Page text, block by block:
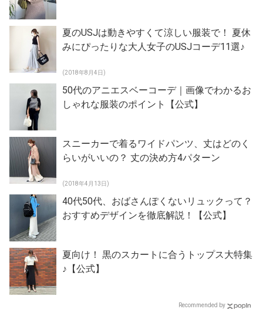
夏のUSJは動きやすくて涼しい服装で！ 夏休
みにぴったりな大人女子のUSJコーデ11選♪
(2018年8月4日)
50代のアニエスベーコーデ｜画像でわかるお
しゃれな服装のポイント【公式】
スニーカーで着るワイドパンツ、丈はどのく
らいがいいの？ 丈の決め方4パターン
(2018年4月13日)
40代50代、おばさんぽくないリュックって？
おすすめデザインを徹底解説！【公式】
夏向け！ 黒のスカートに合うトップス大特集
♪【公式】
Recommended by